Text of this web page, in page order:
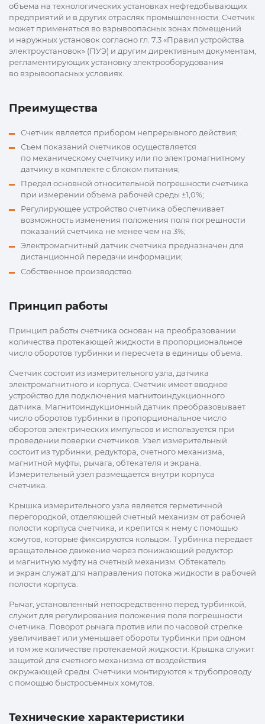
объема на технологических установках нефтедобывающих
предприятий и в других отраслях промышленности. Счетчик
может применяться во взрывоопасных зонах помещений
и наружных установок согласно гл. 7.3 «Правил устройства
электроустановок» (ПУЭ) и другим директивным документам,
регламентирующих установку электрооборудования
во взрывоопасных условиях.
Преимущества
Счетчик является прибором непрерывного действия;
Съем показаний счетчиков осуществляется
по механическому счетчику или по электромагнитному
датчику в комплекте с блоком питания;
Предел основной относительной погрешности счетчика
при измерении объема рабочей среды ±1,0%;
Регулирующее устройство счетчика обеспечивает
возможность изменения положения поля погрешности
показаний счетчика не менее чем на 3%;
Электромагнитный датчик счетчика предназначен для
дистанционной передачи информации;
Собственное производство.
Принцип работы
Принцип работы счетчика основан на преобразовании
количества протекающей жидкости в пропорциональное
число оборотов турбинки и пересчета в единицы объема.
Счетчик состоит из измерительного узла, датчика
электромагнитного и корпуса. Счетчик имеет вводное
устройство для подключения магнитоиндукционного
датчика. Магнитоиндукционный датчик преобразовывает
число оборотов турбинки в пропорциональное число
оборотов электрических импульсов и используется при
проведении поверки счетчиков. Узел измерительный
состоит из турбинки, редуктора, счетного механизма,
магнитной муфты, рычага, обтекателя и экрана.
Измерительный узел размещается внутри корпуса
счетчика.
Крышка измерительного узла является герметичной
перегородкой, отделяющей счетный механизм от рабочей
полости корпуса счетчика, и крепится к нему с помощью
хомутов, которые фиксируются кольцом. Турбинка передает
вращательное движение через понижающий редуктор
и магнитную муфту на счетный механизм. Обтекатель
и экран служат для направления потока жидкости в рабочей
полости корпуса.
Рычаг, установленный непосредственно перед турбинкой,
служит для регулирования положения поля погрешности
счетчика. Поворот рычага против или по часовой стрелке
увеличивает или уменьшает обороты турбинки при одном
и том же количестве протекаемой жидкости. Крышка служит
защитой для счетного механизма от воздействия
окружающей среды. Счетчики монтируются к трубопроводу
с помощью быстросъемных хомутов.
Технические характеристики